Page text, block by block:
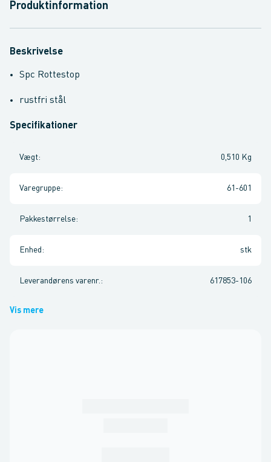
Produktinformation
Beskrivelse
Spc Rottestop
rustfri stål
Specifikationer
Vægt: 0,510 Kg
Varegruppe: 61-601
Pakkestørrelse: 1
Enhed : stk
Leverandørens varenr. : 617853-106
Vis mere